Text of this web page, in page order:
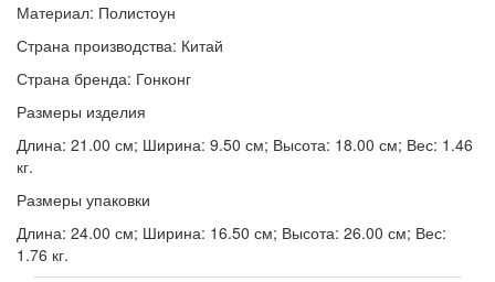
Материал: Полистоун
Страна производства: Китай
Страна бренда: Гонконг
Размеры изделия
Длина: 21.00 см; Ширина: 9.50 см; Высота: 18.00 см; Вес: 1.46
кг.
Размеры упаковки
Длина: 24.00 см; Ширина: 16.50 см; Высота: 26.00 см; Вес:
1.76 кг.